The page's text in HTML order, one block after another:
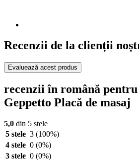
Recenzii de la clienții
Evaluează acest produs
recenzii în română
Geppetto Placă de masaj
5,0 din 5 stele
5 stele 3 (100%)
4 stele 0 (0%)
3 stele 0 (0%)